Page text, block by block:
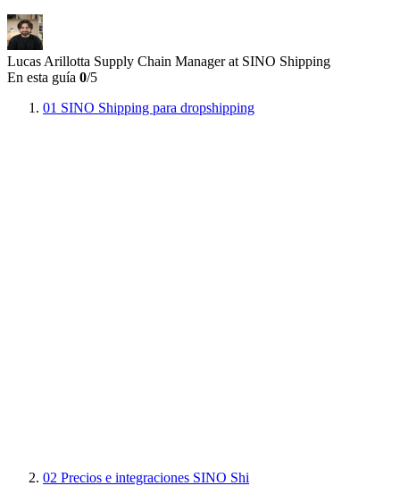
Lucas Arillotta Supply Chain Manager at SINO Shipping
En esta guía 0/5
01 SINO Shipping para dropshipping
02 Precios e integraciones SINO Shi